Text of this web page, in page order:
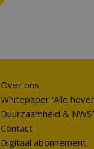
Over ons
Whitepaper 'Alle
Duurzaamheid &
Contact
Digitaal abonnement